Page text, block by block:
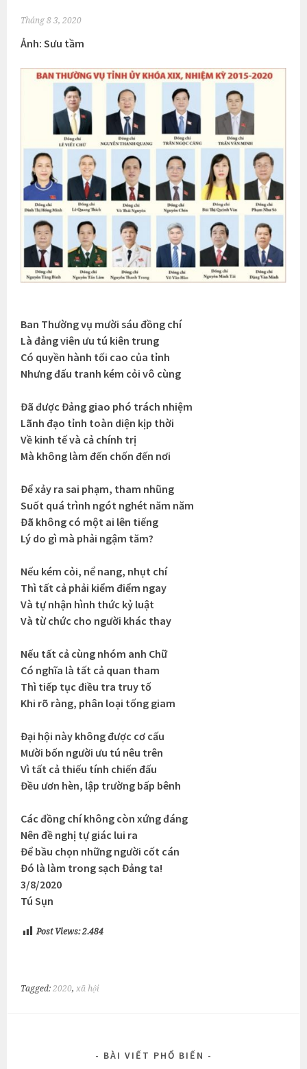
Tháng 8 3, 2020
Ảnh: Sưu tầm
Ban Thường vụ mười sáu đồng chí
Là đảng viên ưu tú kiên trung
Có quyền hành tối cao của tỉnh
Nhưng đấu tranh kém cỏi vô cùng
Đã được Đảng giao phó trách nhiệm
Lãnh đạo tỉnh toàn diện kịp thời
Về kinh tế và cả chính trị
Mà không làm đến chốn đến nơi
Để xảy ra sai phạm, tham nhũng
Suốt quá trình ngót nghét năm năm
Đã không có một ai lên tiếng
Lý do gì mà phải ngậm tăm?
Nếu kém cỏi, nể nang, nhụt chí
Thì tất cả phải kiểm điểm ngay
Và tự nhận hình thức kỷ luật
Và từ chức cho người khác thay
Nếu tất cả cùng nhóm anh Chữ
Có nghĩa là tất cả quan tham
Thì tiếp tục điều tra truy tố
Khi rõ ràng, phân loại tống giam
Đại hội này không được cơ cấu
Mười bốn người ưu tú nêu trên
Vì tất cả thiếu tính chiến đấu
Đều ươn hèn, lập trường bấp bênh
Các đồng chí không còn xứng đáng
Nên đề nghị tự giác lui ra
Để bầu chọn những người cốt cán
Đó là làm trong sạch Đảng ta!
3/8/2020
Tú Sụn
Post Views: 2.484
Tagged:2020,xã hội
BÀI VIẾT PHỔ BIẾN